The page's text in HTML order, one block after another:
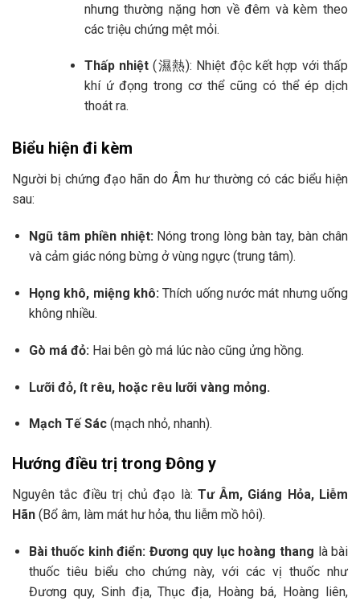
nhưng thường nặng hơn về đêm và kèm theo
các triệu chứng mệt mỏi.
Thấp nhiệt(濕熱): Nhiệt độc kết hợp với thấp
khí ứ đọng trong cơ thể cũng có thể ép dịch
thoát ra.
Biểu hiện đi kèm
Người bị chứng đạo hãn do Âm hư thường có các biểu hiện
sau:
Ngũ tâm phiền nhiệt:Nóng trong lòng bàn tay, bàn chân
và cảm giác nóng bừng ở vùng ngực (trung tâm).
Họng khô, miệng khô:Thích uống nước mát nhưng uống
không nhiều.
Gò má đỏ:Hai bên gò má lúc nào cũng ửng hồng.
Lưỡi đỏ, ít rêu, hoặc rêu lưỡi vàng mỏng.
Mạch Tế Sác(mạch nhỏ, nhanh).
Hướng điều trị trong Đông y
Nguyên tắc điều trị chủ đạo là: Tư Âm, Giáng Hỏa, Liễm
Hãn (Bổ âm, làm mát hư hỏa, thu liễm mồ hôi).
Bài thuốc kinh điển: Đương quy lục hoàng thang là bài
thuốc tiêu biểu cho chứng này, với các vị thuốc như
Đương quy, Sinh địa, Thục địa, Hoàng bá, Hoàng liên,